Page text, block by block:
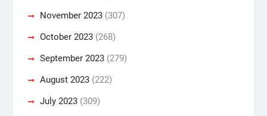
November 2023(307)
October 2023(268)
September 2023(279)
August 2023(222)
July 2023(309)